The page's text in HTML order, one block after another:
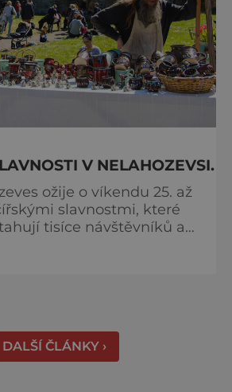
V NELAHOZEVSI.
ožije o víkendu 25. až
slavnostmi, které
tisíce návštěvníků a
Areál renesančního
pro celou rodinu. Otevřeno
interaktivním muz
DALŠÍ ČLÁNKY ›